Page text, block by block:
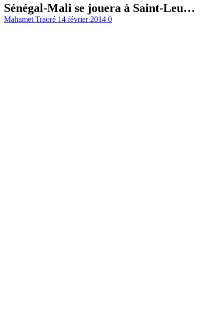
Sénégal-Mali se jouera à Saint-Leu…
Mahamet Traoré 14 février 2014 0